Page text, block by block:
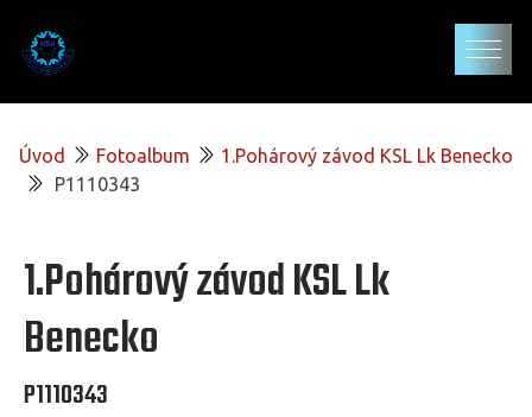
Úvod Fotoalbum
1.Pohárový závod KSL Lk Benecko
P1110343
1.Pohárový závod KSL Lk
Benecko
P1110343